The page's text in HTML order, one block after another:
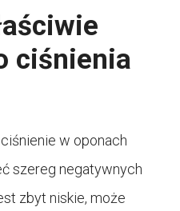
ciśnienia
w oponach
szereg negatywnych
zbyt niskie, może